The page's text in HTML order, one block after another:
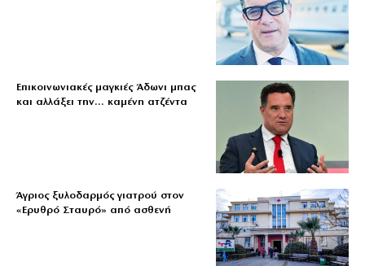
Επικοινωνιακές μαγκιές Άδωνι μπας
και αλλάξει την… καμένη ατζέντα
Άγριος ξυλοδαρμός γιατρού στον
«Ερυθρό Σταυρό» από ασθενή